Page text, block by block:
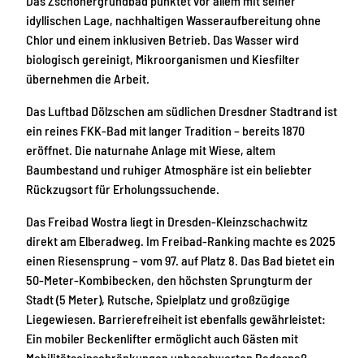
idyllischen Lage, nachhaltigen Wasseraufbereitung ohne
Chlor und einem inklusiven Betrieb. Das Wasser wird
biologisch gereinigt, Mikroorganismen und Kiesfilter
übernehmen die Arbeit.
Das Luftbad Dölzschen am südlichen Dresdner Stadtrand ist
ein reines FKK-Bad mit langer Tradition – bereits 1870
eröffnet. Die naturnahe Anlage mit Wiese, altem
Baumbestand und ruhiger Atmosphäre ist ein beliebter
Rückzugsort für Erholungssuchende.
Das Freibad Wostra liegt in Dresden-Kleinzschachwitz
direkt am Elberadweg. Im Freibad-Ranking machte es 2025
einen Riesensprung – vom 97. auf Platz 8. Das Bad bietet ein
50-Meter-Kombibecken, den höchsten Sprungturm der
Stadt (5 Meter), Rutsche, Spielplatz und großzügige
Liegewiesen. Barrierefreiheit ist ebenfalls gewährleistet:
Ein mobiler Beckenlifter ermöglicht auch Gästen mit